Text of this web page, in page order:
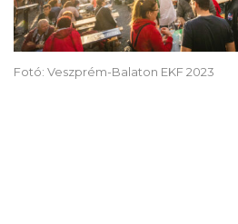
Fotó: Veszprém-Balaton EKF 2023